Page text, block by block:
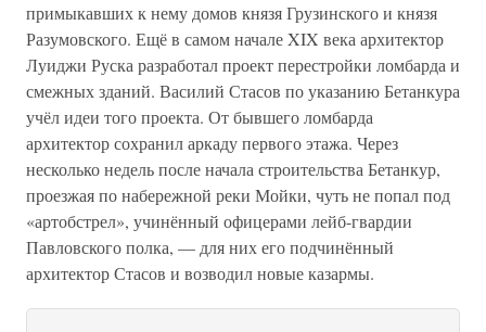
примыкавших к нему домов князя Грузинского и князя
Разумовского. Ещё в самом начале XIX века архитектор
Луиджи Руска разработал проект перестройки ломбарда и
смежных зданий. Василий Стасов по указанию Бетанкура
учёл идеи того проекта. От бывшего ломбарда
архитектор сохранил аркаду первого этажа. Через
несколько недель после начала строительства Бетанкур,
проезжая по набережной реки Мойки, чуть не попал под
«артобстрел», учинённый офицерами лейб-гвардии
Павловского полка, — для них его подчинённый
архитектор Стасов и возводил новые казармы.